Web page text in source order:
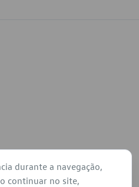
durante a navegação,
continuar no site,